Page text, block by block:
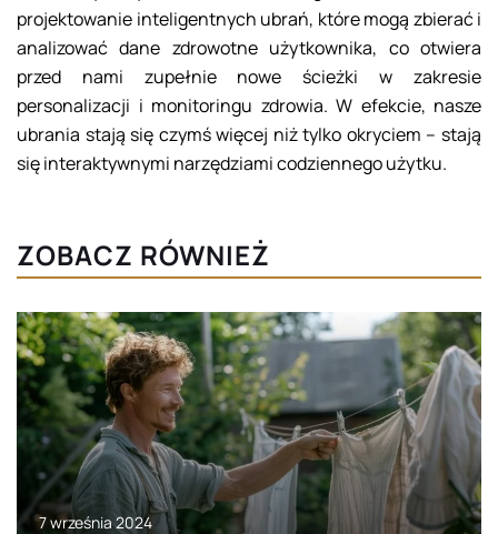
projektowanie inteligentnych ubrań, które mogą zbierać i
analizować dane zdrowotne użytkownika, co otwiera
przed nami zupełnie nowe ścieżki w zakresie
personalizacji i monitoringu zdrowia. W efekcie, nasze
ubrania stają się czymś więcej niż tylko okryciem – stają
się interaktywnymi narzędziami codziennego użytku.
ZOBACZ RÓWNIEŻ
7 września 2024